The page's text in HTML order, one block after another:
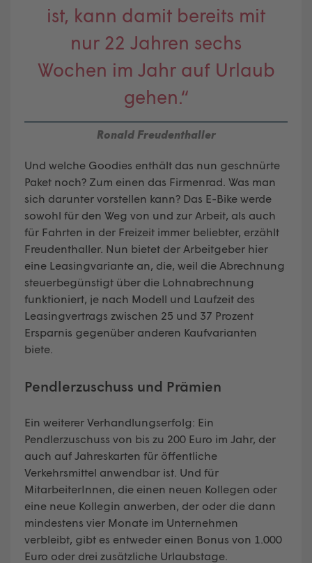
ist, kann damit bereits mit
nur 22 Jahren sechs
Wochen im Jahr auf Urlaub
gehen.“
Ronald Freudenthaller
Und welche Goodies enthält das nun geschnürte
Paket noch? Zum einen das Firmenrad. Was man
sich darunter vorstellen kann? Das E-Bike werde
sowohl für den Weg von und zur Arbeit, als auch
für Fahrten in der Freizeit immer beliebter, erzählt
Freudenthaller. Nun bietet der Arbeitgeber hier
eine Leasingvariante an, die, weil die Abrechnung
steuerbegünstigt über die Lohnabrechnung
funktioniert, je nach Modell und Laufzeit des
Leasingvertrags zwischen 25 und 37 Prozent
Ersparnis gegenüber anderen Kaufvarianten
biete.
Pendlerzuschuss und Prämien
Ein weiterer Verhandlungserfolg: Ein
Pendlerzuschuss von bis zu 200 Euro im Jahr, der
auch auf Jahreskarten für öffentliche
Verkehrsmittel anwendbar ist. Und für
MitarbeiterInnen, die einen neuen Kollegen oder
eine neue Kollegin anwerben, der oder die dann
mindestens vier Monate im Unternehmen
verbleibt, gibt es entweder einen Bonus von 1.000
Euro oder drei zusätzliche Urlaubstage.